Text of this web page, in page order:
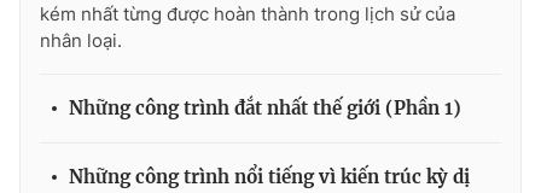
kém nhất từng được hoàn thành trong lịch sử của
nhân loại.
Những công trình đắt nhất thế giới (Phần 1)
Những công trình nổi tiếng vì kiến trúc kỳ dị